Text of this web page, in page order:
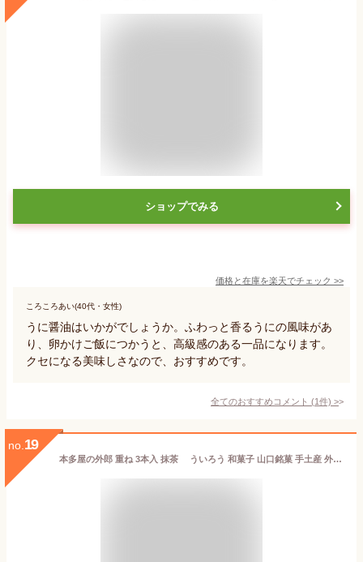
ショップでみる
価格と在庫を楽天でチェック >>
ころころあい(40代・女性)
うに醤油はいかがでしょうか。ふわっと香るうにの風味があ
り、卵かけご飯につかうと、高級感のある一品になります。
クセになる美味しさなので、おすすめです。
全てのおすすめコメント (1件) >
no. 19
本多屋の外郎 重ね 3本入 抹茶 ういろう 和菓子 山口銘菓 手土産 外郎 ギフト 贈答 贈り物 プレゼント 進物 御祝 父の日